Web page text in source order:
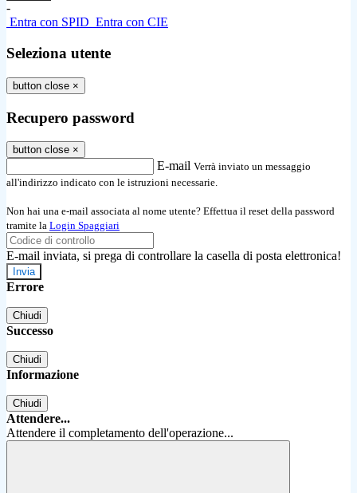
-
Entra con SPID Entra con CIE
Seleziona utente
button close ×
Recupero password
button close ×
E-mail Verrà inviato un messaggio
all'indirizzo indicato con le istruzioni necessarie.
Non hai una e-mail associata al nome utente? Effettua il reset della password
tramite la Login Spaggiari
E-mail inviata, si prega di controllare la casella di posta elettronica!
Errore
Chiudi
Successo
Chiudi
Informazione
Chiudi
Attendere...
Attendere il completamento dell'operazione...